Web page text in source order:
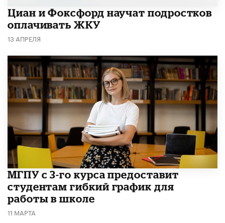
Циан и Фоксфорд научат подростков
оплачивать ЖКУ
13 АПРЕЛЯ
МГПУ с 3-го курса предоставит
студентам гибкий график для
работы в школе
11 МАРТА